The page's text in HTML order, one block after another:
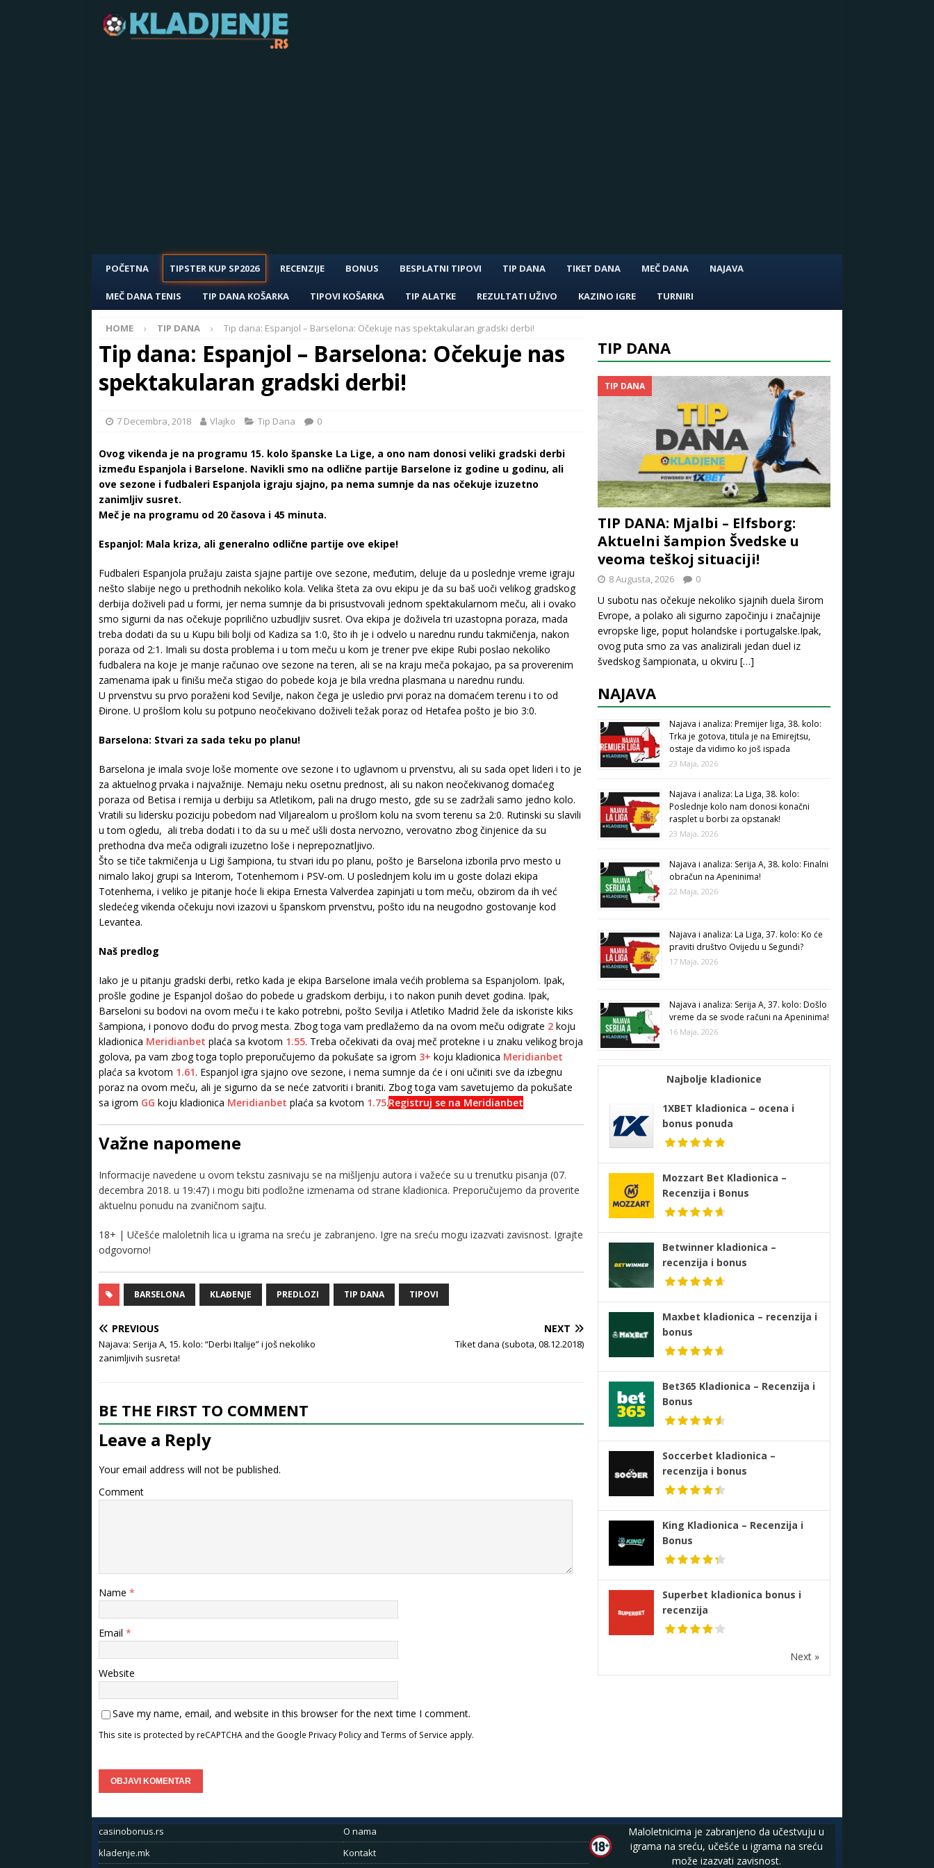
POČETNA TIPSTER KUP SP2026 RECENZIJE BONUS BESPLATNI TIPOVI TIP DANA TIKET DANA MEČ DANA NAJAVA
MEČ DANA TENIS TIP DANA KOŠARKA TIPOVI KOŠARKA TIP ALATKE REZULTATI UŽIVO KAZINO IGRE TURNIRI
HOME TIP DANA Tip dana: Espanjol – Barselona: Očekuje nas spektakularan gradski derbi!
Tip dana: Espanjol – Barselona: Očekuje nas
spektakularan gradski derbi!
7 Decembra, 2018 Vlajko Tip Dana 0
Ovog vikenda je na programu 15. kolo španske La Lige, a ono nam donosi veliki gradski derbi
između Espanjola i Barselone. Navikli smo na odlične partije Barselone iz godine u godinu, ali
ove sezone i fudbaleri Espanjola igraju sjajno, pa nema sumnje da nas očekuje izuzetno
zanimljiv susret.
Meč je na programu od 20 časova i 45 minuta.
Espanjol: Mala kriza, ali generalno odlične partije ove ekipe!
Fudbaleri Espanjola pružaju zaista sjajne partije ove sezone, međutim, deluje da u poslednje vreme igraju
nešto slabije nego u prethodnih nekoliko kola. Velika šteta za ovu ekipu je da su baš uoči velikog gradskog
derbija doživeli pad u formi, jer nema sumnje da bi prisustvovali jednom spektakularnom meču, ali i ovako
smo sigurni da nas očekuje poprilično uzbudljiv susret. Ova ekipa je doživela tri uzastopna poraza, mada
treba dodati da su u Kupu bili bolji od Kadiza sa 1:0, što ih je i odvelo u narednu rundu takmičenja, nakon
poraza od 2:1. Imali su dosta problema i u tom meču u kom je trener pve ekipe Rubi poslao nekoliko
fudbalera na koje je manje računao ove sezone na teren, ali se na kraju meča pokajao, pa sa proverenim
zamenama ipak u finišu meča stigao do pobede koja je bila vredna plasmana u narednu rundu.
U prvenstvu su prvo poraženi kod Sevilje, nakon čega je usledio prvi poraz na domaćem terenu i to od
Đirone. U prošlom kolu su potpuno neočekivano doživeli težak poraz od Hetafea pošto je bio 3:0.
Barselona: Stvari za sada teku po planu!
Barselona je imala svoje loše momente ove sezone i to uglavnom u prvenstvu, ali su sada opet lideri i to je
za aktuelnog prvaka i najvažnije. Nemaju neku osetnu prednost, ali su nakon neočekivanog domaćeg
poraza od Betisa i remija u derbiju sa Atletikom, pali na drugo mesto, gde su se zadržali samo jedno kolo.
Vratili su lidersku poziciju pobedom nad Viljarealom u prošlom kolu na svom terenu sa 2:0. Rutinski su slavili
u tom ogledu, ali treba dodati i to da su u meč ušli dosta nervozno, verovatno zbog činjenice da su
prethodna dva meča odigrali izuzetno loše i neprepoznatljivo.
Što se tiče takmičenja u Ligi šampiona, tu stvari idu po planu, pošto je Barselona izborila prvo mesto u
nimalo lakoj grupi sa Interom, Totenhemom i PSV-om. U poslednjem kolu im u goste dolazi ekipa
Totenhema, i veliko je pitanje hoće li ekipa Ernesta Valverdea zapinjati u tom meču, obzirom da ih već
sledećeg vikenda očekuju novi izazovi u španskom prvenstvu, pošto idu na neugodno gostovanje kod
Levantea.
Naš predlog
Iako je u pitanju gradski derbi, retko kada je ekipa Barselone imala većih problema sa Espanjolom. Ipak,
prošle godine je Espanjol došao do pobede u gradskom derbiju, i to nakon punih devet godina. Ipak,
Barseloni su bodovi na ovom meču i te kako potrebni, pošto Sevilja i Atletiko Madrid žele da iskoriste kiks
šampiona, i ponovo dođu do prvog mesta. Zbog toga vam predlažemo da na ovom meču odigrate 2 koju
kladionica Meridianbet plaća sa kvotom 1.55. Treba očekivati da ovaj meč protekne i u znaku velikog broja
golova, pa vam zbog toga toplo preporučujemo da pokušate sa igrom 3+ koju kladionica Meridianbet
plaća sa kvotom 1.61. Espanjol igra sjajno ove sezone, i nema sumnje da će i oni učiniti sve da izbegnu
poraz na ovom meču, ali je sigurno da se neće zatvoriti i braniti. Zbog toga vam savetujemo da pokušate
sa igrom GG koju kladionica Meridianbet plaća sa kvotom 1.75.Registruj se na Meridianbet
Važne napomene
Informacije navedene u ovom tekstu zasnivaju se na mišljenju autora i važeće su u trenutku pisanja (07.
decembra 2018. u 19:47) i mogu biti podložne izmenama od strane kladionica. Preporučujemo da proverite
aktuelnu ponudu na zvaničnom sajtu.
18+ | Učešće maloletnih lica u igrama na sreću je zabranjeno. Igre na sreću mogu izazvati zavisnost. Igrajte
odgovorno!
BARSELONA KLAĐENJE PREDLOZI TIP DANA TIPOVI
PREVIOUS
Najava: Serija A, 15. kolo: “Derbi Italije” i još nekoliko
zanimljivih susreta!
NEXT
Tiket dana (subota, 08.12.2018)
BE THE FIRST TO COMMENT
Leave a Reply
Your email address will not be published.
Comment
Name *
Email *
Website
Save my name, email, and website in this browser for the next time I comment.
This site is protected by reCAPTCHA and the Google Privacy Policy and Terms of Service apply.
TIP DANA
TIP DANA
TIP DANA: Mjalbi – Elfsborg:
Aktuelni šampion Švedske u
veoma teškoj situaciji!
8 Augusta, 2026 0
U subotu nas očekuje nekoliko sjajnih duela širom
Evrope, a polako ali sigurno započinju i značajnije
evropske lige, poput holandske i portugalske.Ipak,
ovog puta smo za vas analizirali jedan duel iz
švedskog šampionata, u okviru […]
NAJAVA
Najava i analiza: Premijer liga, 38. kolo:
Trka je gotova, titula je na Emirejtsu,
ostaje da vidimo ko još ispada
23 Maja, 2026
Najava i analiza: La Liga, 38. kolo:
Poslednje kolo nam donosi konačni
rasplet u borbi za opstanak!
23 Maja, 2026
Najava i analiza: Serija A, 38. kolo: Finalni
obračun na Apeninima!
22 Maja, 2026
Najava i analiza: La Liga, 37. kolo: Ko će
praviti društvo Ovijedu u Segundi?
17 Maja, 2026
Najava i analiza: Serija A, 37. kolo: Došlo
vreme da se svode računi na Apeninima!
16 Maja, 2026
Najbolje kladionice
1XBET kladionica – ocena i
bonus ponuda
Mozzart Bet Kladionica –
Recenzija i Bonus
Betwinner kladionica –
recenzija i bonus
Maxbet kladionica – recenzija i
bonus
Bet365 Kladionica – Recenzija i
Bonus
Soccerbet kladionica –
recenzija i bonus
King Kladionica – Recenzija i
Bonus
Superbet kladionica bonus i
recenzija
Next »
casinobonus.rs
kladenje.mk
O nama
Kontakt
Maloletnicima je zabranjeno da učestvuju u
igrama na sreću, učešće u igrama na sreću
može izazvati zavisnost.